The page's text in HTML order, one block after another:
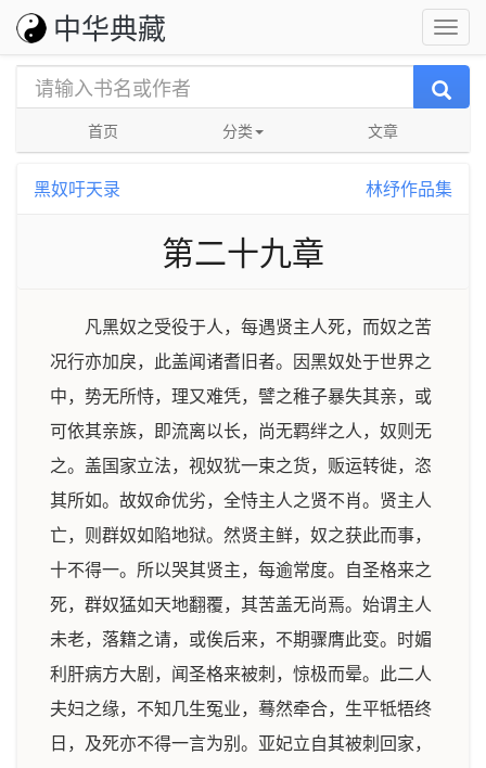
中华典藏
首页 分类 文章
黑奴吁天录 林纾作品集
第二十九章
凡黑奴之受役于人，每遇贤主人死，而奴之苦
况行亦加戾，此盖闻诸耆旧者。因黑奴处于世界之
中，势无所恃，理又难凭，譬之稚子暴失其亲，或
可依其亲族，即流离以长，尚无羁绊之人，奴则无
之。盖国家立法，视奴犹一束之货，贩运转徙，恣
其所如。故奴命优劣，全恃主人之贤不肖。贤主人
亡，则群奴如陷地狱。然贤主鲜，奴之获此而事，
十不得一。所以哭其贤主，每逾常度。自圣格来之
死，群奴猛如天地翻覆，其苦盖无尚焉。始谓主人
未老，落籍之请，或俟后来，不期骤膺此变。时媚
利肝病方大剧，闻圣格来被刺，惊极而晕。此二人
夫妇之缘，不知几生冤业，蓦然牵合，生平牴牾终
日，及死亦不得一言为别。亚妃立自其被刺回家，